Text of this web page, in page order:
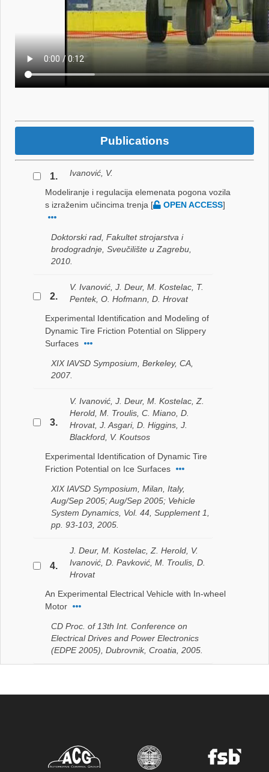
Publications
1.
Ivanović, V.
Modeliranje i regulacija elemenata pogona vozila
s izraženim učincima trenja [ OPEN ACCESS]
Doktorski rad, Fakultet strojarstva i
brodogradnje, Sveučilište u Zagrebu,
2010.
2.
V. Ivanović, J. Deur, M. Kostelac, T.
Pentek, O. Hofmann, D. Hrovat
Experimental Identification and Modeling of
Dynamic Tire Friction Potential on Slippery
Surfaces
XIX IAVSD Symposium, Berkeley, CA,
2007.
3.
V. Ivanović, J. Deur, M. Kostelac, Z.
Herold, M. Troulis, C. Miano, D.
Hrovat, J. Asgari, D. Higgins, J.
Blackford, V. Koutsos
Experimental Identification of Dynamic Tire
Friction Potential on Ice Surfaces
XIX IAVSD Symposium, Milan, Italy,
Aug/Sep 2005; Aug/Sep 2005; Vehicle
System Dynamics, Vol. 44, Supplement 1,
pp. 93-103, 2005.
4.
J. Deur, M. Kostelac, Z. Herold, V.
Ivanović, D. Pavković, M. Troulis, D.
Hrovat
An Experimental Electrical Vehicle with In-wheel
Motor
CD Proc. of 13th Int. Conference on
Electrical Drives and Power Electronics
(EDPE 2005), Dubrovnik, Croatia, 2005.